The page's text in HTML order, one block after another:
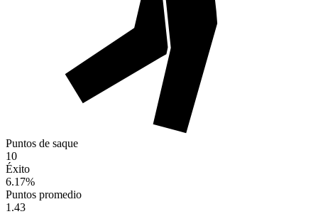
Puntos de saque
10
Éxito
6.17%
Puntos promedio
1.43